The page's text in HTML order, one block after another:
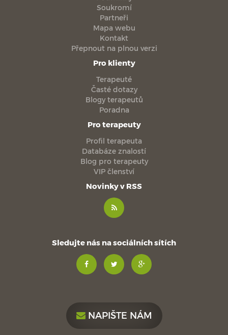
Soukromí
Partneři
Mapa webu
Kontakt
Přepnout na plnou verzi
Pro klienty
Terapeuté
Časté dotazy
Blogy terapeutů
Poradna
Pro terapeuty
Profil terapeuta
Databáze znalostí
Blog pro terapeuty
VIP členství
Novinky v RSS
Sledujte nás na sociálních sítích
NAPIŠTE NÁM